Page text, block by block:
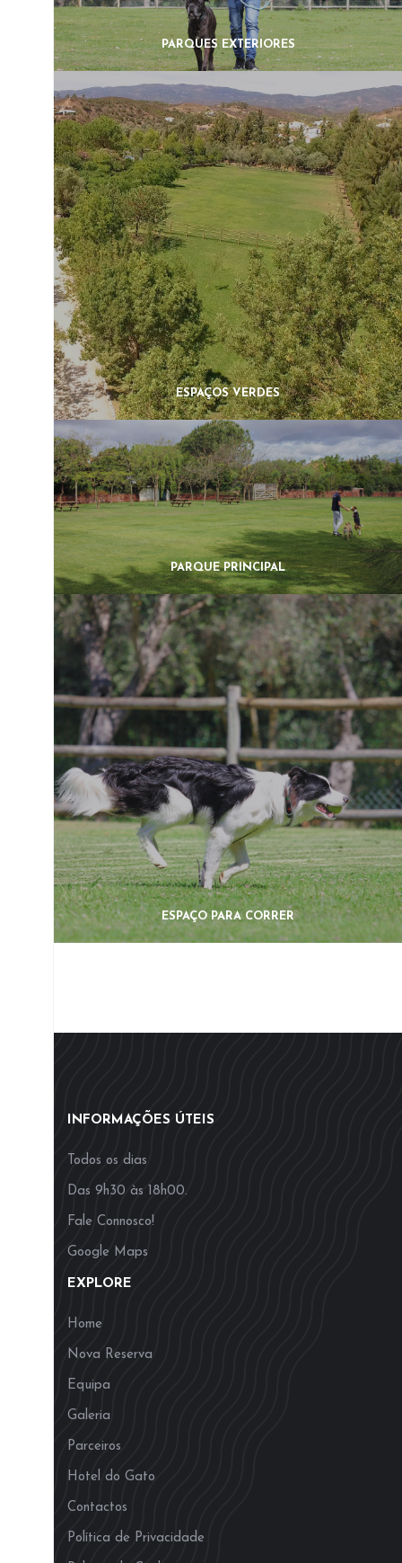
PARQUES EXTERIORES
ESPAÇOS VERDES
PARQUE PRINCIPAL
ESPAÇO PARA CORRER
INFORMAÇÕES ÚTEIS
Todos os dias
Das 9h30 às 18h00.
Fale Connosco!
Google Maps
EXPLORE
Home
Nova Reserva
Equipa
Galeria
Parceiros
Hotel do Gato
Contactos
Política de Privacidade